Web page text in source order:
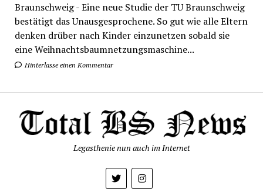
Braunschweig - Eine neue Studie der TU Braunschweig
bestätigt das Unausgesprochene. So gut wie alle Eltern
denken drüber nach Kinder einzunetzen sobald sie
eine Weihnachtsbaumnetzungsmaschine...
Hinterlasse einen Kommentar
Legasthenie nun auch im Internet